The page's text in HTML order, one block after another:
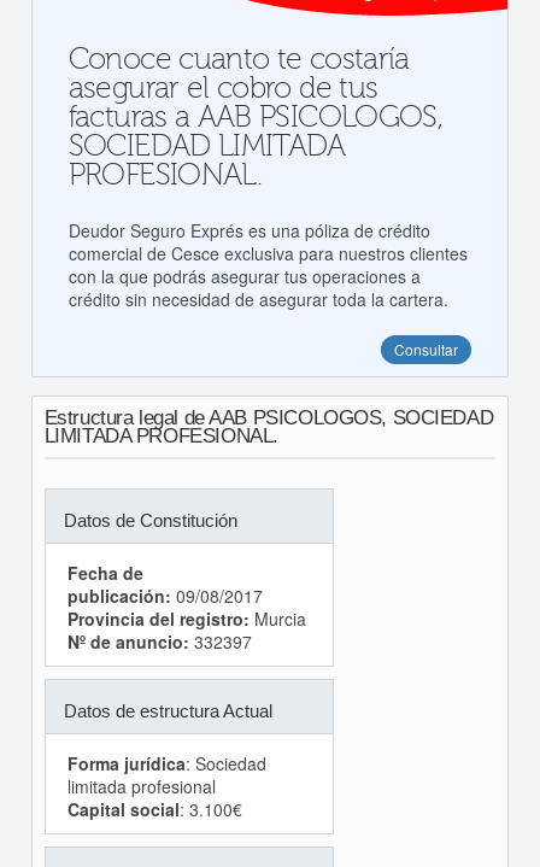
Conoce cuanto te costaría
asegurar el cobro de tus
facturas a AAB PSICOLOGOS,
SOCIEDAD LIMITADA
PROFESIONAL.
Deudor Seguro Exprés es una póliza de crédito
comercial de Cesce exclusiva para nuestros clientes
con la que podrás asegurar tus operaciones a
crédito sin necesidad de asegurar toda la cartera.
Consultar
Estructura legal de AAB PSICOLOGOS, SOCIEDAD
LIMITADA PROFESIONAL.
Datos de Constitución
Fecha de
publicación: 09/08/2017
Provincia del registro: Murcia
Nº de anuncio: 332397
Datos de estructura Actual
Forma jurídica: Sociedad
limitada profesional
Capital social: 3.100€